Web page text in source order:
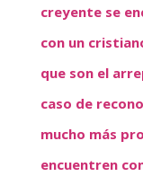
creyente se
con un
que son el
caso de
mucho más
encuentren